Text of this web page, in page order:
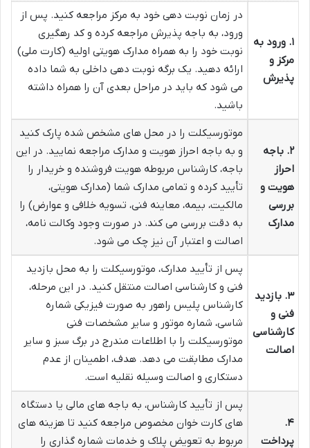
۱. ورود به
مرکز و
پذیرش
در زمان نوبت دهی خود به مرکز مراجعه کنید. پس از
ورود، به باجه پذیرش مراجعه کرده و کد رهگیری
نوبت خود را به همراه مدارک هویتی اولیه (کارت ملی)
ارائه دهید. یک برگه نوبت دهی داخلی به شما داده
می شود که باید در مراحل بعدی آن را همراه داشته
باشید.
۲. باجه
احراز
هویت و
بررسی
مدارک
موتورسیکلت را در محل های مشخص شده پارک کنید
و به باجه احراز هویت و مدارک مراجعه نمایید. در این
باجه، کارشناس مربوطه هویت فروشنده و خریدار را
تأیید کرده و تمامی مدارک شما (مدارک هویتی،
مالکیت، بیمه، معاینه فنی، تسویه خلافی و عوارض) را
به دقت بررسی می کند. در صورت وجود وکالت نامه،
اصالت و اعتبار آن نیز چک می شود.
۳. بازدید
فنی و
کارشناسی
اصالت
پس از تأیید مدارک، موتورسیکلت را به محل بازدید
فنی و کارشناسی اصالت منتقل کنید. در این مرحله،
کارشناس پلیس راهور به صورت فیزیکی شماره
شاسی، شماره موتور و سایر مشخصات فنی
موتورسیکلت را با اطلاعات مندرج در برگ سبز و سایر
مدارک مطابقت می دهد. هدف، اطمینان از عدم
دستکاری و اصالت وسیله نقلیه است.
۴.
پرداخت
پس از تأیید کارشناس، به باجه های مالی یا دستگاه
های کارت خوان مخصوص مراجعه کنید تا هزینه های
مربوط به تعویض پلاک و خدمات شماره گذاری را